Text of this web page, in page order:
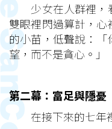
少女在人群裡，看
雙眼裡閃過算計，
的小苗，低聲說：
望，而不是貪心。」
第二幕：富足與隱憂
在接下來的七年裡